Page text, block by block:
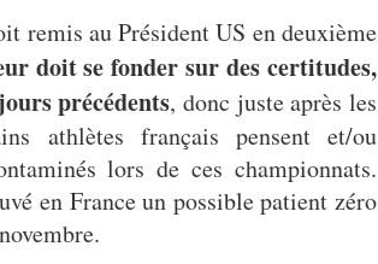
remis au Président US en deuxième
doit se fonder sur des certitudes,
précédents, donc juste après les
athlètes français pensent et/ou
lors de ces championnats.
en France un possible patient zéro